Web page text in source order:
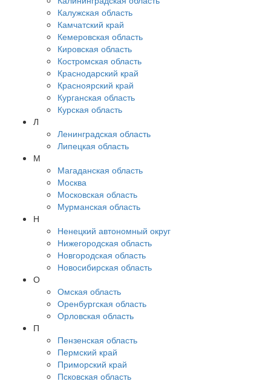
Калужская область
Камчатский край
Кемеровская область
Кировская область
Костромская область
Краснодарский край
Красноярский край
Курганская область
Курская область
Л
Ленинградская область
Липецкая область
М
Магаданская область
Москва
Московская область
Мурманская область
Н
Ненецкий автономный округ
Нижегородская область
Новгородская область
Новосибирская область
О
Омская область
Оренбургская область
Орловская область
П
Пензенская область
Пермский край
Приморский край
Псковская область